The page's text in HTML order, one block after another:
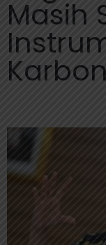
Masih
Karbon